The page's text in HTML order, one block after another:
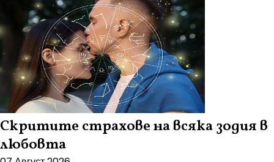
Скритите страхове на всяка зодия в
любовта